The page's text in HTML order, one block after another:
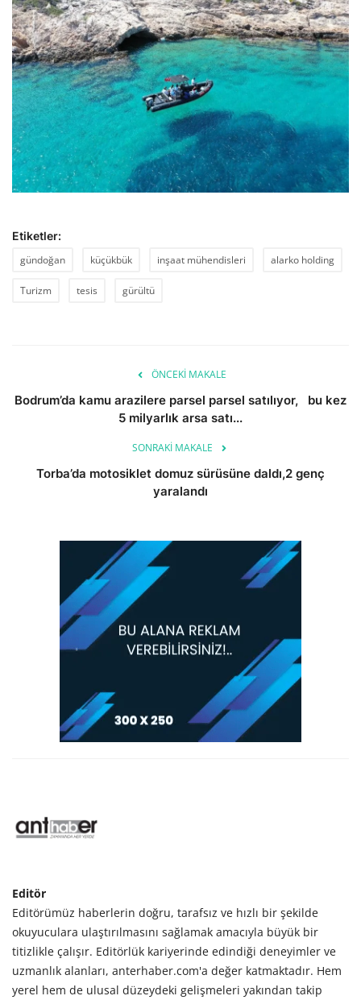
Etiketler:
gündoğan
küçükbük inşaat mühendisleri alarko holding
Turizm tesis gürültü
ÖNCEKI MAKALE
Bodrum’da kamu arazilere parsel parsel satılıyor, bu kez
5 milyarlık arsa satı...
SONRAKI MAKALE
Torba’da motosiklet domuz sürüsüne daldı,2 genç
yaralandı
Editör
Editörümüz haberlerin doğru, tarafsız ve hızlı bir şekilde
okuyuculara ulaştırılmasını sağlamak amacıyla büyük bir
titizlikle çalışır. Editörlük kariyerinde edindiği deneyimler ve
uzmanlık alanları, anterhaber.com'a değer katmaktadır. Hem
yerel hem de ulusal düzeydeki gelişmeleri yakından takip